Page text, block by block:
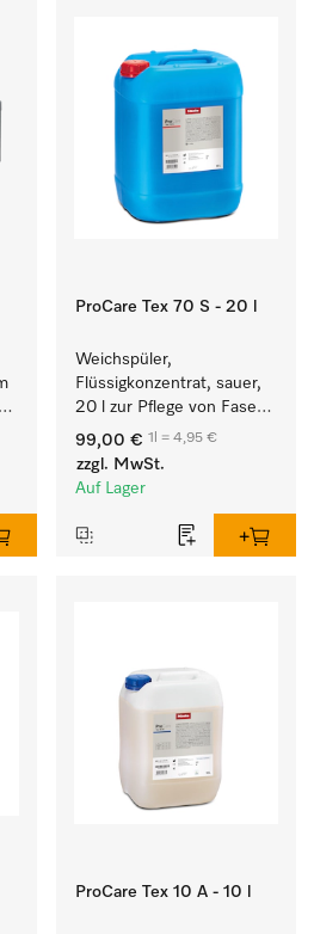
ProCare Tex 70 S - 20 l
Weichspüler,
Flüssigkonzentrat, sauer,
20 l zur Pflege von Fasern
für eine langfristige
Geschmeidigkeit der
Textilien.
99,00 € 1l = 4,95 €
zzgl. MwSt.
Auf Lager
ProCare Tex 10 A - 10 l